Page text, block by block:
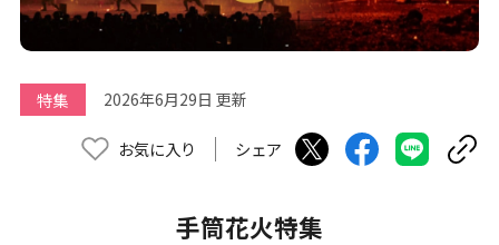
特集 2026年6月29日 更新
お気に入り シェア
手筒花火特集